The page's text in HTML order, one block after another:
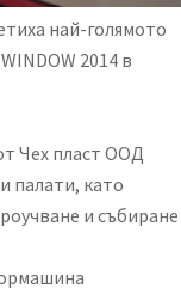
най-голямото
2014 в
Чех пласт ООД
палати, като
и събиране